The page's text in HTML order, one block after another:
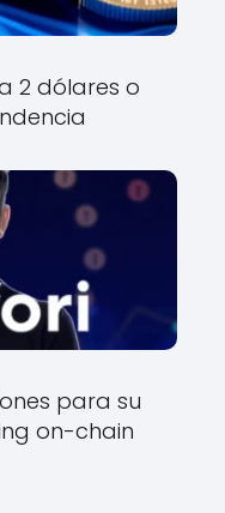
2 dólares o
para su
on-chain